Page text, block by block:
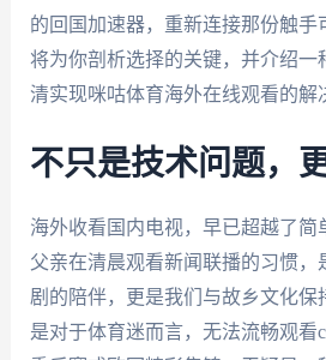
的回国加速器，重新连接那份触手
将为你剖析选择的关键，并介绍一
清实现咪咕体育海外在线观看的解
不只是技术问题，
海外收看国内电视，早已超越了简
父亲在清晨观看新闻联播的习惯，
剧的陪伴，更是我们与故乡文化保
是对于体育迷而言，无法流畅观看